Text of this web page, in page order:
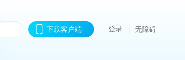
下载客户端 登录 无障碍